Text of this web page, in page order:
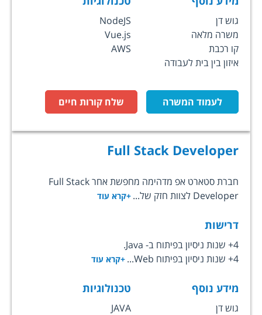
גוש דן
משרה מלאה
קו רכבת
איזון בין בית לעבודה
NodeJS
Vue.js
AWS
לעמוד המשרה שלח קורות חיים
Full Stack Developer
חברת סטארט אפ מדהימה מחפשת אחר Full Stack
Developer לצוות חזק של...
+קרא עוד
דרישות
4+ שנות ניסיון בפיתוח ב- Java.
4+ שנות ניסיון בפיתוח Web...
+קרא עוד
מידע נוסף
גוש דן
טכנולוגיות
JAVA